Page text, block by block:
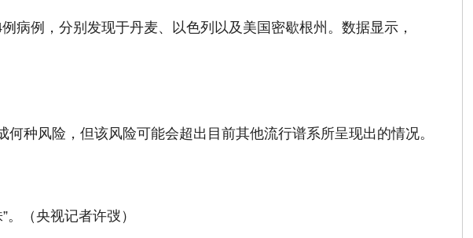
病例，分别发现于丹麦、以色列以及美国密歇根州。数据显示，
种风险，但该风险可能会超出目前其他流行谱系所呈现出的情况。
（央视记者许弢）